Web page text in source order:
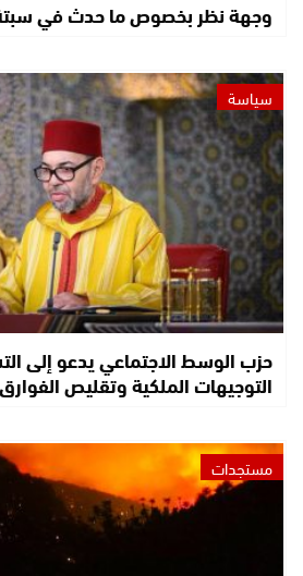
وجهة نظر بخصوص ما حدث في
سياسة
حزب الوسط الاجتماعي يدعو إلى
التوجيهات الملكية وتقليص
مستجدات